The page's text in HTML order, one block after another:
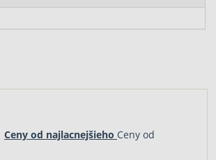
Ceny od najlacnejšieho Ceny od